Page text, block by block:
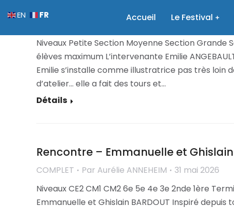
Accueil Le Festival
Niveaux Petite Section Moyenne Section Grande
élèves maximum L’intervenante Emilie
Emilie s’installe comme illustratrice pas très loin
d’atelier… elle a fait des tours et…
Détails
Rencontre – Emmanuelle et
COMPLET Par Aurélie ANNEHEIM
31 mai 2026
Niveaux CE2 CM1 CM2 6e 5e 4e 3e 2nde 1ère
Emmanuelle et Ghislain BARDOUT Inspiré
EN FR